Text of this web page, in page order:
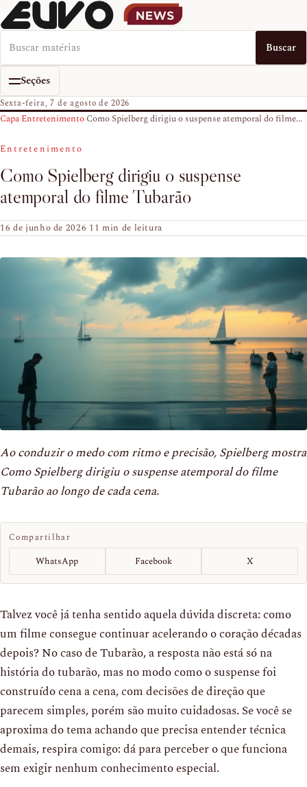
Buscar no EUVO News Buscar
Seções
Sexta-feira, 7 de agosto de 2026
Capa›Entretenimento›Como Spielberg dirigiu o suspense atemporal do filme...
Entretenimento
Como Spielberg dirigiu o suspense
atemporal do filme Tubarão
16 de junho de 2026·11 min de leitura
Ao conduzir o medo com ritmo e precisão, Spielberg mostra
Como Spielberg dirigiu o suspense atemporal do filme
Tubarão ao longo de cada cena.
Compartilhar
WhatsApp Facebook X
Talvez você já tenha sentido aquela dúvida discreta: como
um filme consegue continuar acelerando o coração décadas
depois? No caso de Tubarão, a resposta não está só na
história do tubarão, mas no modo como o suspense foi
construído cena a cena, com decisões de direção que
parecem simples, porém são muito cuidadosas. Se você se
aproxima do tema achando que precisa entender técnica
demais, respira comigo: dá para perceber o que funciona
sem exigir nenhum conhecimento especial.